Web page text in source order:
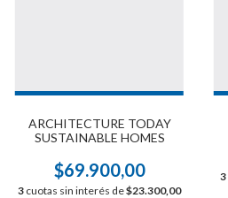
ARCHITECTURE TODAY
SUSTAINABLE HOMES
$69.900,00
3 cuotas sin interés de$23.300,00
3